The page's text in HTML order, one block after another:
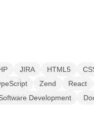
JIRA HTML5
Zend
React
Development